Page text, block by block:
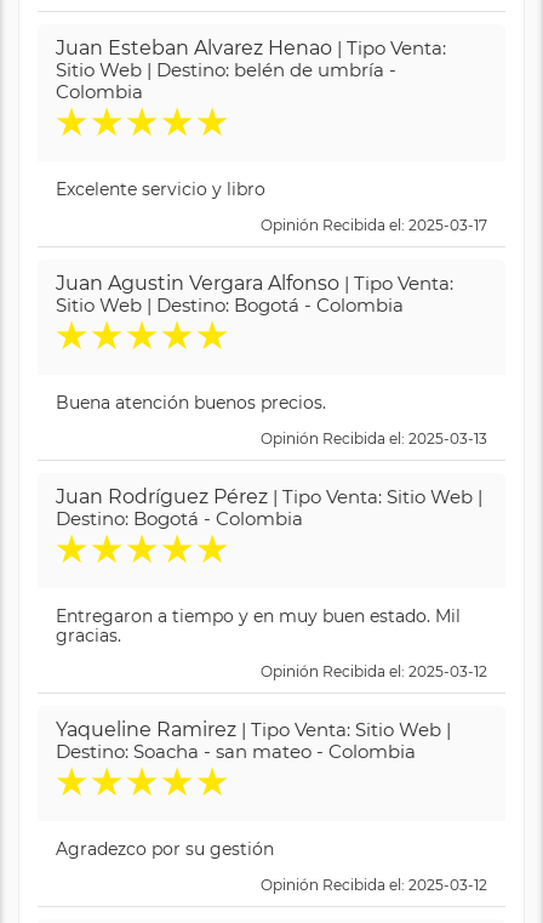
Juan Esteban Alvarez Henao | Tipo Venta:
Sitio Web | Destino: belén de umbría -
Colombia
★★★★★
Excelente servicio y libro
Opinión Recibida el: 2025-03-17
Juan Agustin Vergara Alfonso | Tipo Venta:
Sitio Web | Destino: Bogotá - Colombia
★★★★★
Buena atención buenos precios.
Opinión Recibida el: 2025-03-13
Juan Rodríguez Pérez | Tipo Venta: Sitio Web |
Destino: Bogotá - Colombia
★★★★★
Entregaron a tiempo y en muy buen estado. Mil
gracias.
Opinión Recibida el: 2025-03-12
Yaqueline Ramirez | Tipo Venta: Sitio Web |
Destino: Soacha - san mateo - Colombia
★★★★★
Agradezco por su gestión
Opinión Recibida el: 2025-03-12